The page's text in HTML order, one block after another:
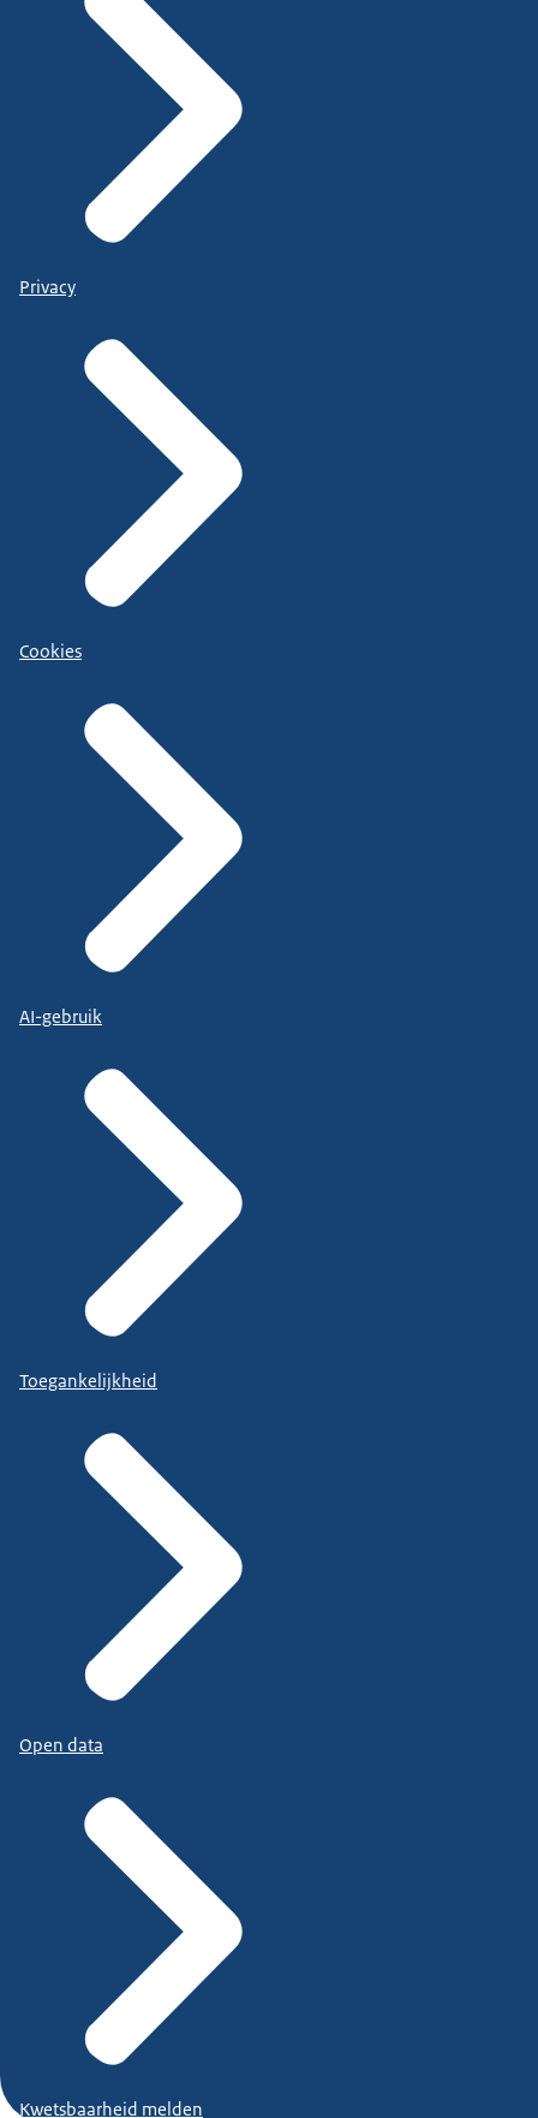
Privacy
Cookies
AI-gebruik
Toegankelijkheid
Open data
Kwetsbaarheid melden